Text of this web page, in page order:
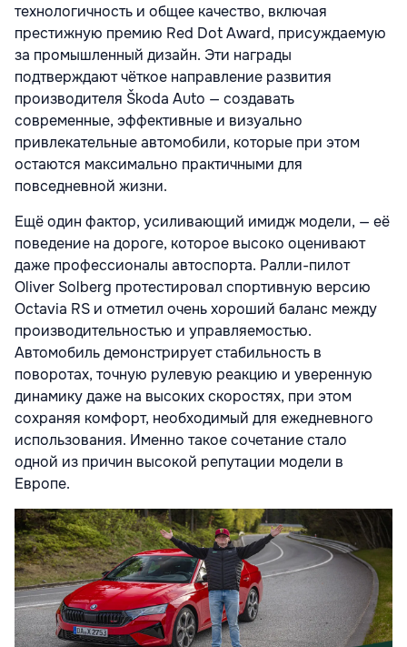
технологичность и общее качество, включая
престижную премию Red Dot Award, присуждаемую
за промышленный дизайн. Эти награды
подтверждают чёткое направление развития
производителя Škoda Auto — создавать
современные, эффективные и визуально
привлекательные автомобили, которые при этом
остаются максимально практичными для
повседневной жизни.
Ещё один фактор, усиливающий имидж модели, — её
поведение на дороге, которое высоко оценивают
даже профессионалы автоспорта. Ралли-пилот
Oliver Solberg протестировал спортивную версию
Octavia RS и отметил очень хороший баланс между
производительностью и управляемостью.
Автомобиль демонстрирует стабильность в
поворотах, точную рулевую реакцию и уверенную
динамику даже на высоких скоростях, при этом
сохраняя комфорт, необходимый для ежедневного
использования. Именно такое сочетание стало
одной из причин высокой репутации модели в
Европе.